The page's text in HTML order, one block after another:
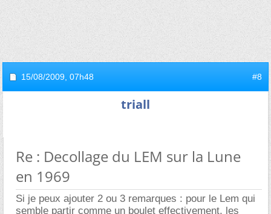
15/08/2009, 07h48 #8
triall
Re : Decollage du LEM sur la Lune
en 1969
Si je peux ajouter 2 ou 3 remarques : pour le Lem qui
semble partir comme un boulet effectivement, les